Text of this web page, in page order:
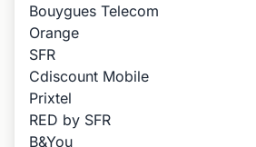
Bouygues Telecom
Orange
SFR
Cdiscount Mobile
Prixtel
RED by SFR
B&You